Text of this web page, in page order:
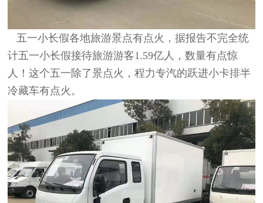
五一小长假各地旅游景点有点火，据报告不完全统
计五一小长假接待旅游游客1.59亿人，数量有点惊
人！这个五一除了景点火，程力专汽的跃进小卡排半
冷藏车有点火。